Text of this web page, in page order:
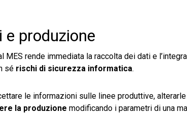
produzione
rende immediata la raccolta dei dati e
sé rischi di sicurezza informatica.
le informazioni sulle linee produttive,
la produzione modificando i parametri di una